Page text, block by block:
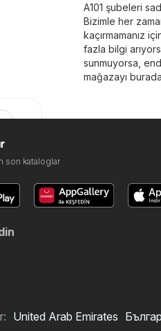
A101 şubeleri
Bizimle her
kaçırmamanız
fazla bilgi
sunmuyorsa,
mağazayı
son kataloglar
United Arab Emirates